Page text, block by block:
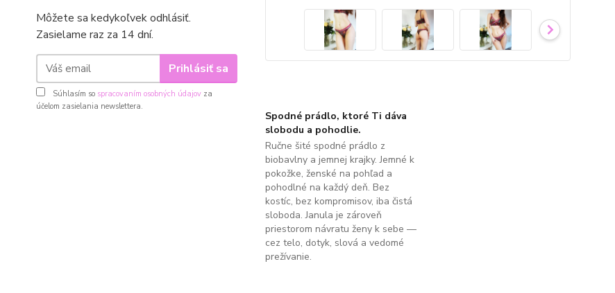
Môžete sa kedykoľvek odhlásiť.
Zasielame raz za 14 dní.
Prihlásiť sa
Súhlasím so spracovaním osobných údajov za
účelom zasielania newslettera.
Spodné prádlo, ktoré Ti dáva
slobodu a pohodlie.
Ručne šité spodné prádlo z
biobavlny a jemnej krajky. Jemné k
pokožke, ženské na pohľad a
pohodlné na každý deň. Bez
kostíc, bez kompromisov, iba čistá
sloboda. Janula je zároveň
priestorom návratu ženy k sebe —
cez telo, dotyk, slová a vedomé
prežívanie.